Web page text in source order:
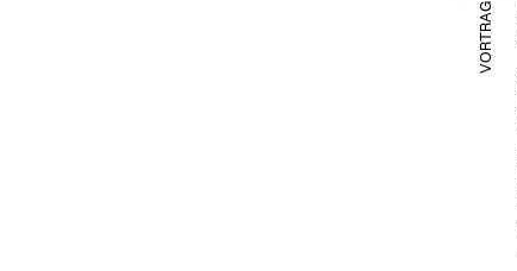
VORTRAG